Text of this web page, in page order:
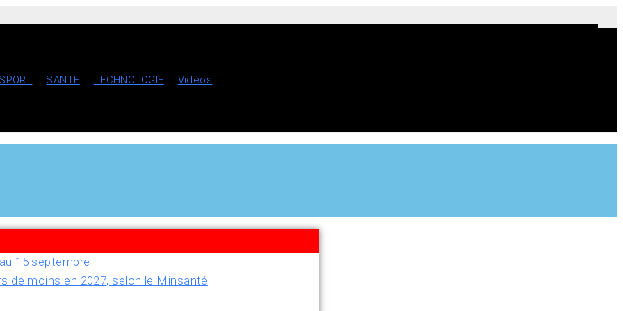
SPORT SANTE TECHNOLOGIE Vidéos
15 septembre
de moins en 2027, selon le Minsanté